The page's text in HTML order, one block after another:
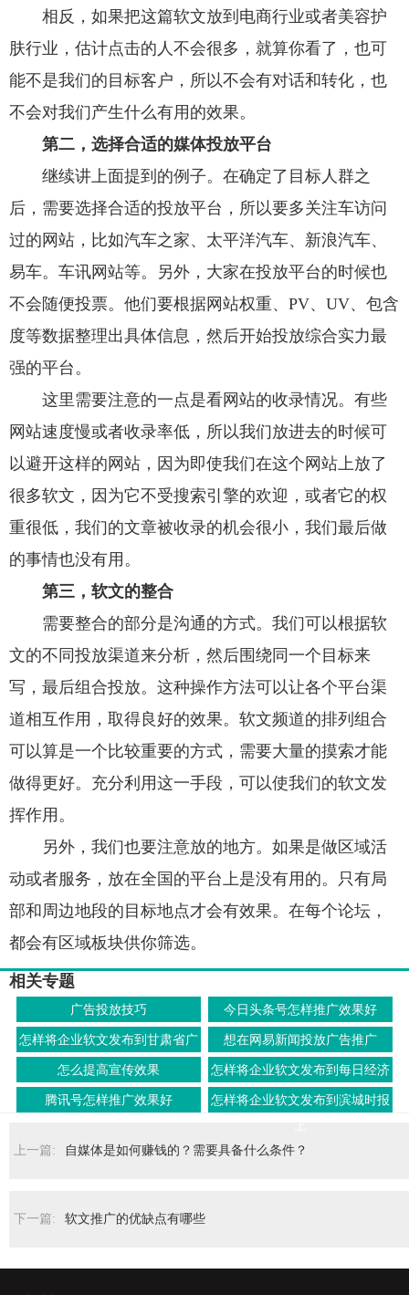
相反，如果把这篇软文放到电商行业或者美容护
肤行业，估计点击的人不会很多，就算你看了，也可
能不是我们的目标客户，所以不会有对话和转化，也
不会对我们产生什么有用的效果。
第二，选择合适的媒体投放平台
继续讲上面提到的例子。在确定了目标人群之
后，需要选择合适的投放平台，所以要多关注车访问
过的网站，比如汽车之家、太平洋汽车、新浪汽车、
易车。车讯网站等。另外，大家在投放平台的时候也
不会随便投票。他们要根据网站权重、PV、UV、包含
度等数据整理出具体信息，然后开始投放综合实力最
强的平台。
这里需要注意的一点是看网站的收录情况。有些
网站速度慢或者收录率低，所以我们放进去的时候可
以避开这样的网站，因为即使我们在这个网站上放了
很多软文，因为它不受搜索引擎的欢迎，或者它的权
重很低，我们的文章被收录的机会很小，我们最后做
的事情也没有用。
第三，软文的整合
需要整合的部分是沟通的方式。我们可以根据软
文的不同投放渠道来分析，然后围绕同一个目标来
写，最后组合投放。这种操作方法可以让各个平台渠
道相互作用，取得良好的效果。软文频道的排列组合
可以算是一个比较重要的方式，需要大量的摸索才能
做得更好。充分利用这一手段，可以使我们的软文发
挥作用。
另外，我们也要注意放的地方。如果是做区域活
动或者服务，放在全国的平台上是没有用的。只有局
部和周边地段的目标地点才会有效果。在每个论坛，
都会有区域板块供你筛选。
相关专题
广告投放技巧 今日头条号怎样推广效果好
怎样将企业软文发布到甘肃省广
播电视总台上
想在网易新闻投放广告推广
怎么提高宣传效果
怎样将企业软文发布到每日经济
北京上
腾讯号怎样推广效果好
怎样将企业软文发布到滨城时报
上一篇:
自媒体是如何赚钱的？需要具备什么条件？
下一篇: 软文推广的优缺点有哪些